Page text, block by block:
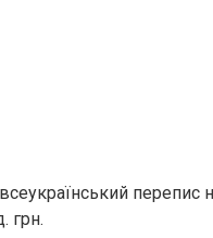
перепис
грн.